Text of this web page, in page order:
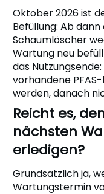
Oktober 2026 ist
Befüllung: Ab
Schaumlöscher
Wartung neu
das
vorhandene
werden, danach
Reicht es,
nächsten
erledigen?
Grundsätzlich ja,
Wartungstermin